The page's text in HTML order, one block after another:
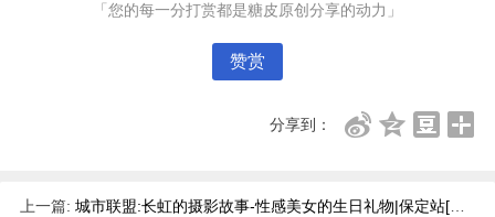
「您的每一分打赏都是糖皮原创分享的动力」
赞赏
分享到：
上一篇: 城市联盟:长虹的摄影故事-性感美女的生日礼物|保定站[原创]